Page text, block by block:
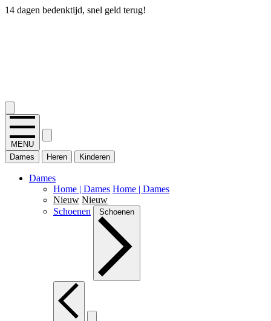
14 dagen bedenktijd, snel geld terug!
MENU
Dames
Heren Kinderen
Dames
Home | Dames Home | Dames
Nieuw Nieuw
Schoenen
Schoenen